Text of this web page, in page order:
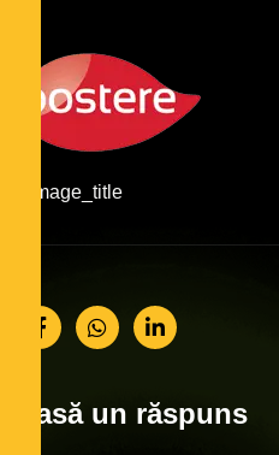
#image_title
Lasă un răspuns